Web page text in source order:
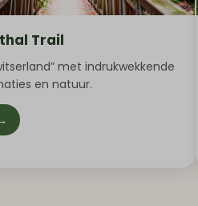
Trail
met indrukwekkende
en natuur.